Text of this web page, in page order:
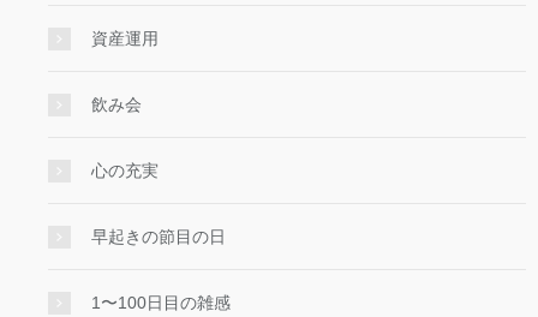
資産運用
飲み会
心の充実
早起きの節目の日
1〜100日目の雑感